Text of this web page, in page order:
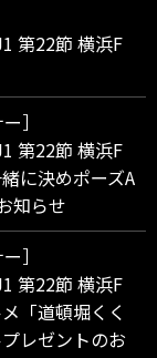
第22節 横浜F
］
第22節 横浜F
に決めポーズA
知らせ
］
第22節 横浜F
「道頓堀くく
レゼントのお